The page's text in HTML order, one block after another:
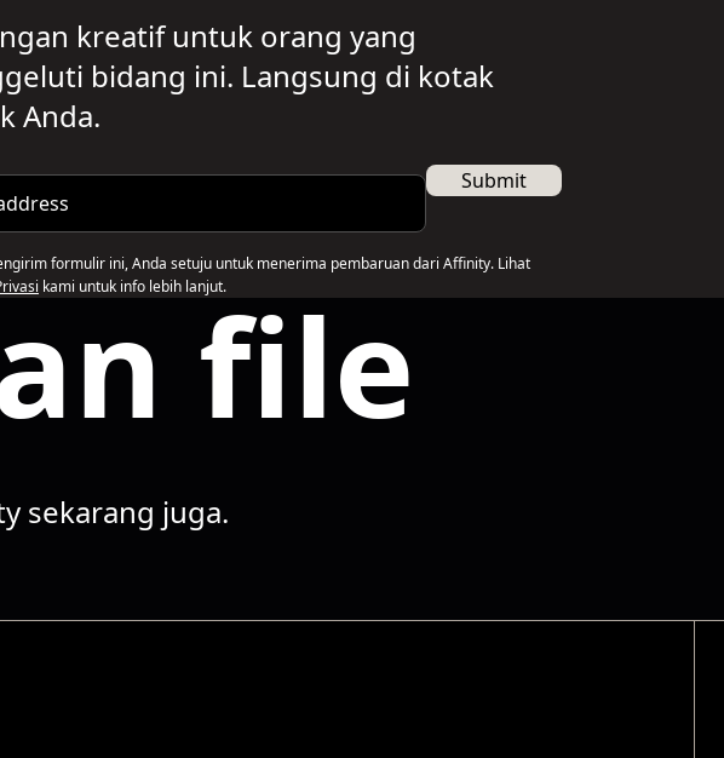
kreatif untuk orang yang
bidang ini. Langsung di kotak
Anda.
Submit
formulir ini, Anda setuju untuk menerima pembaruan dari Affinity. Lihat
kami untuk info lebih lanjut.file
sekarang juga.